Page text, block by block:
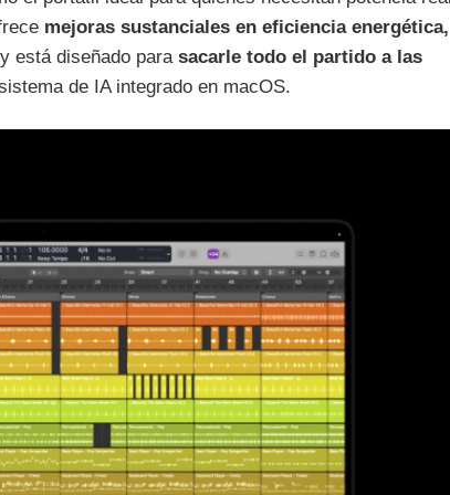
mejoras sustanciales en eficiencia energética,
está diseñado para sacarle todo el partido a las
de IA integrado en macOS.